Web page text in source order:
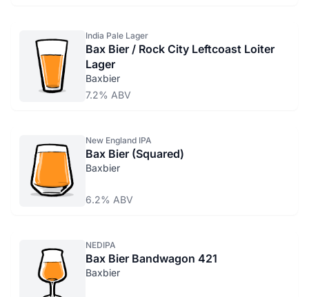
India Pale Lager
Bax Bier / Rock City Leftcoast Loiter
Lager
Baxbier
7.2% ABV
New England IPA
Bax Bier (Squared)
Baxbier
6.2% ABV
NEDIPA
Bax Bier Bandwagon 421
Baxbier